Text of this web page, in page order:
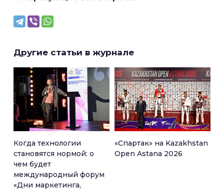
Другие статьи в журнале
Когда технологии
становятся нормой: о
чем будет
международный форум
«Дни маркетинга,
«Спартак» на Kazakhstan
Open Astana 2026